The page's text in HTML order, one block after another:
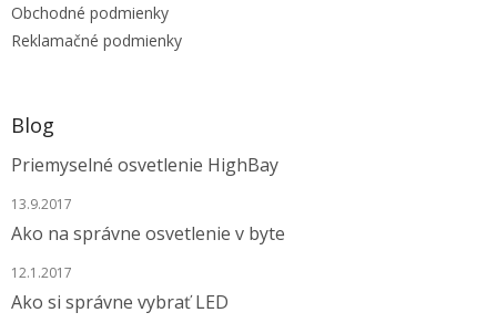
Obchodné podmienky
Reklamačné podmienky
Blog
Priemyselné osvetlenie HighBay
13.9.2017
Ako na správne osvetlenie v byte
12.1.2017
Ako si správne vybrať LED